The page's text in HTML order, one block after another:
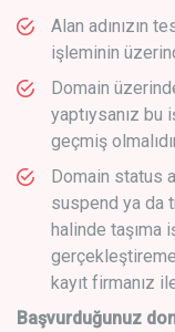
Alan adınızın
işleminin
Domain
yaptıysanız bu
geçmiş
Domain status
suspend ya da
halinde taşıma
kayıt firmanız
Başvurduğunuz